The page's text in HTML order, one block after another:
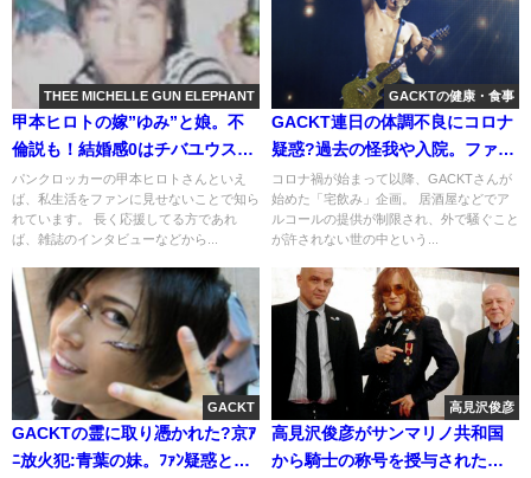
THEE MICHELLE GUN ELEPHANT
甲本ヒロトの嫁”ゆみ”と娘。不
倫説も！結婚感0はチバユウスケ
に影響?
パンクロッカーの甲本ヒロトさんといえ
ば、私生活をファンに見せないことで知ら
れています。 長く応援してる方であれ
ば、雑誌のインタビューなどから...
GACKTの健康・食事
GACKT連日の体調不良にコロナ
疑惑?過去の怪我や入院。ファン
の反応
コロナ禍が始まって以降、GACKTさんが
始めた「宅飲み」企画。 居酒屋などでア
ルコールの提供が制限され、外で騒ぐこと
が許されない世の中という...
GACKT
GACKTの霊に取り憑かれた?京ｱ
ﾆ放火犯:青葉の妹。ﾌｧﾝ疑惑と自
高見沢俊彦
高見沢俊彦がサンマリノ共和国
から騎士の称号を授与された理